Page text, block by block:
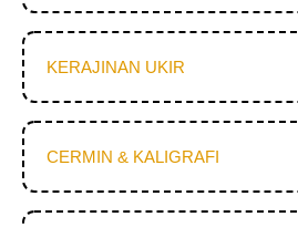
KERAJINAN UKIR
CERMIN & KALIGRAFI